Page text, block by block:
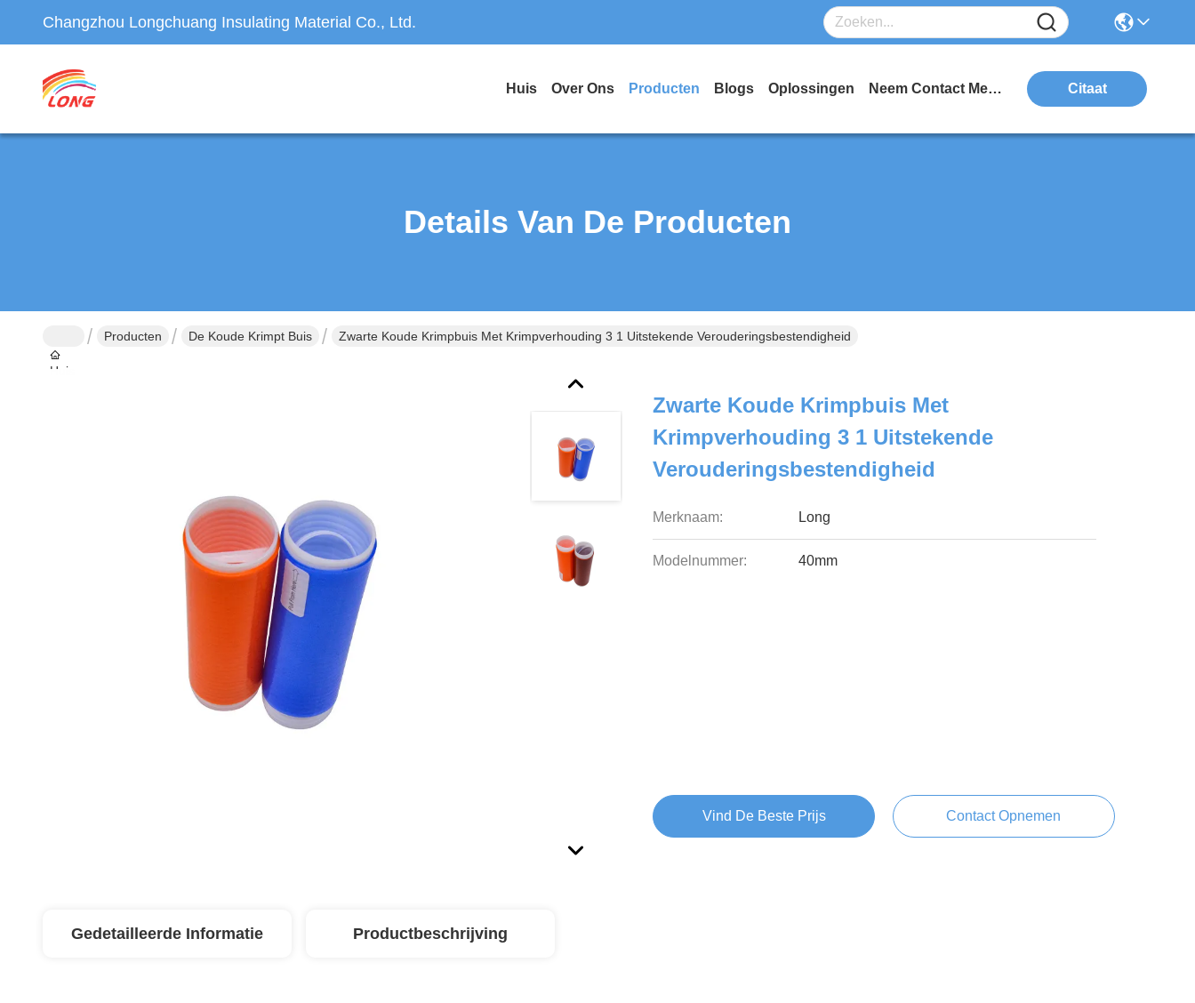
Changzhou Longchuang Insulating Material Co., Ltd.
Huis Over Ons Producten Blogs Oplossingen Neem Contact Met Ons Op Citaat
Details Van De Producten
Huis
Producten De Koude Krimpt Buis Zwarte Koude Krimpbuis Met Krimpverhouding 3 1 Uitstekende Verouderingsbestendigheid
Zwarte Koude Krimpbuis Met
Krimpverhouding 3 1 Uitstekende
Verouderingsbestendigheid
Merknaam: Long
Modelnummer: 40mm
Vind De Beste Prijs Contact Opnemen
Gedetailleerde Informatie Productbeschrijving